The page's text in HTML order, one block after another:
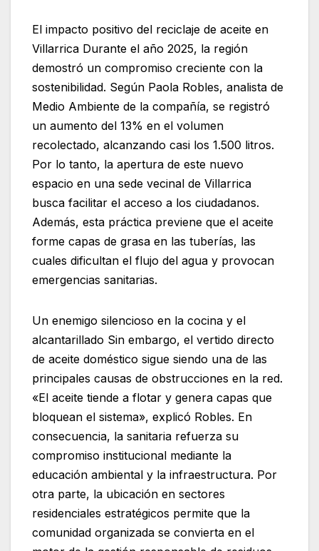
El impacto positivo del reciclaje de aceite en
Villarrica Durante el año 2025, la región
demostró un compromiso creciente con la
sostenibilidad. Según Paola Robles, analista de
Medio Ambiente de la compañía, se registró
un aumento del 13% en el volumen
recolectado, alcanzando casi los 1.500 litros.
Por lo tanto, la apertura de este nuevo
espacio en una sede vecinal de Villarrica
busca facilitar el acceso a los ciudadanos.
Además, esta práctica previene que el aceite
forme capas de grasa en las tuberías, las
cuales dificultan el flujo del agua y provocan
emergencias sanitarias.
Un enemigo silencioso en la cocina y el
alcantarillado Sin embargo, el vertido directo
de aceite doméstico sigue siendo una de las
principales causas de obstrucciones en la red.
«El aceite tiende a flotar y genera capas que
bloquean el sistema», explicó Robles. En
consecuencia, la sanitaria refuerza su
compromiso institucional mediante la
educación ambiental y la infraestructura. Por
otra parte, la ubicación en sectores
residenciales estratégicos permite que la
comunidad organizada se convierta en el